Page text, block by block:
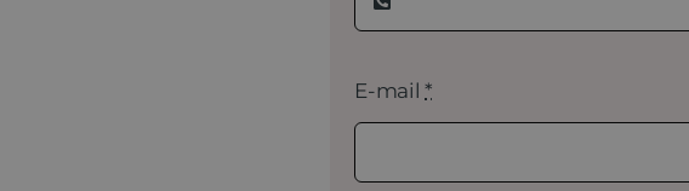
E-mail*